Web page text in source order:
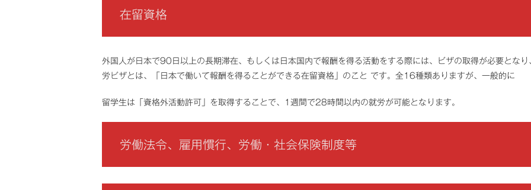
在留資格
外国人が日本で90日以上の長期滞在、もしくは日本国内で報酬を得る活動をする際には、ビザの取得が必要となり
労ビザとは、「日本で働いて報酬を得ることができる在留資格」のこと です。全16種類ありますが、一般的に
留学生は「資格外活動許可」を取得することで、1週間で28時間以内の就労が可能となります。
労働法令、雇用慣行、労働・社会保険制度等